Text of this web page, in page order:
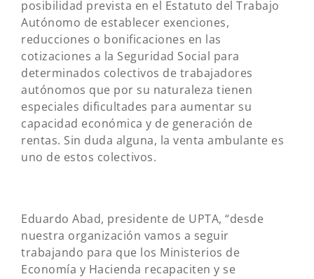
posibilidad prevista en el Estatuto del Trabajo
Autónomo de establecer exenciones,
reducciones o bonificaciones en las
cotizaciones a la Seguridad Social para
determinados colectivos de trabajadores
autónomos que por su naturaleza tienen
especiales dificultades para aumentar su
capacidad económica y de generación de
rentas. Sin duda alguna, la venta ambulante es
uno de estos colectivos.
Eduardo Abad, presidente de UPTA, “desde
nuestra organización vamos a seguir
trabajando para que los Ministerios de
Economía y Hacienda recapaciten y se